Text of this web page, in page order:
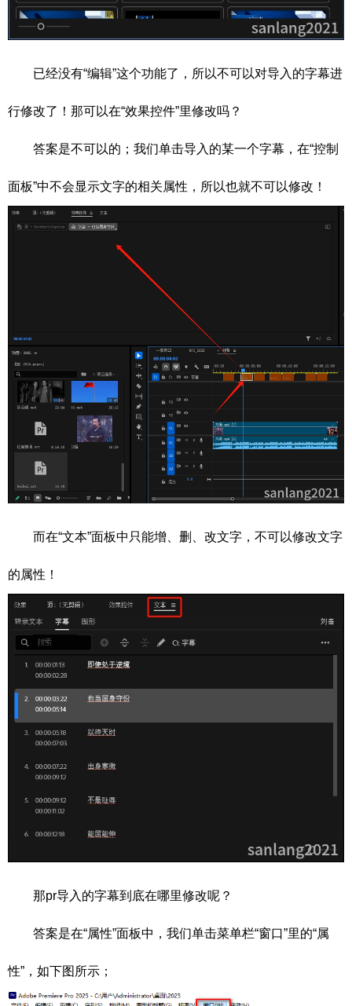
已经没有“编辑”这个功能了，所以不可以对导入的字幕进
行修改了！那可以在“效果控件”里修改吗？
答案是不可以的；我们单击导入的某一个字幕，在“控制
面板”中不会显示文字的相关属性，所以也就不可以修改！
而在“文本”面板中只能增、删、改文字，不可以修改文字
的属性！
那pr导入的字幕到底在哪里修改呢？
答案是在“属性”面板中，我们单击菜单栏“窗口”里的“属
性”，如下图所示；